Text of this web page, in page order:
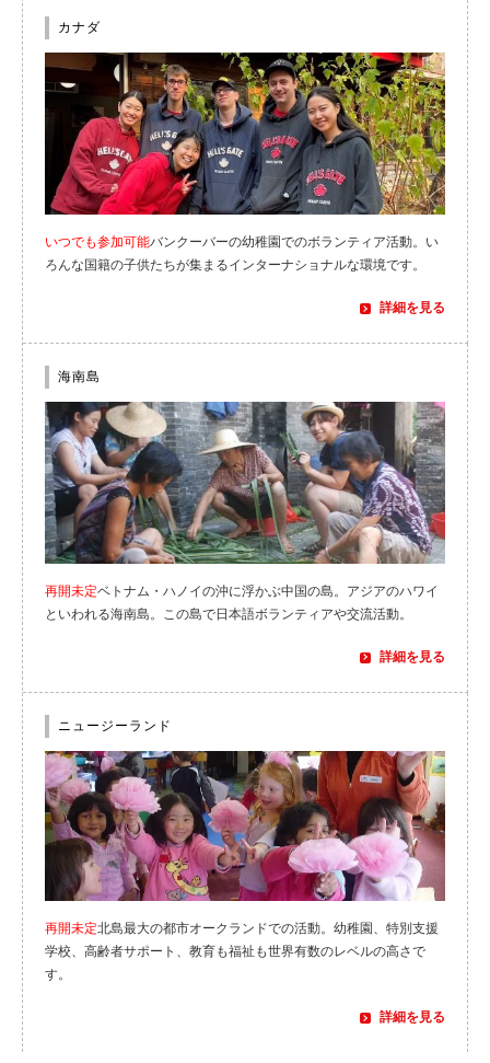
カナダ
いつでも参加可能バンクーバーの幼稚園でのボランティア活動。い
ろんな国籍の子供たちが集まるインターナショナルな環境です。
詳細を見る
海南島
再開未定ベトナム・ハノイの沖に浮かぶ中国の島。アジアのハワイ
といわれる海南島。この島で日本語ボランティアや交流活動。
詳細を見る
ニュージーランド
再開未定北島最大の都市オークランドでの活動。幼稚園、特別支援
学校、高齢者サポート、教育も福祉も世界有数のレベルの高さで
す。
詳細を見る